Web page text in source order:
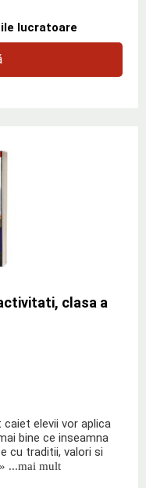
lucratoare
clasa a
elevii vor aplica
bine ce inseamna
cu traditii, valori si
» ...mai mult